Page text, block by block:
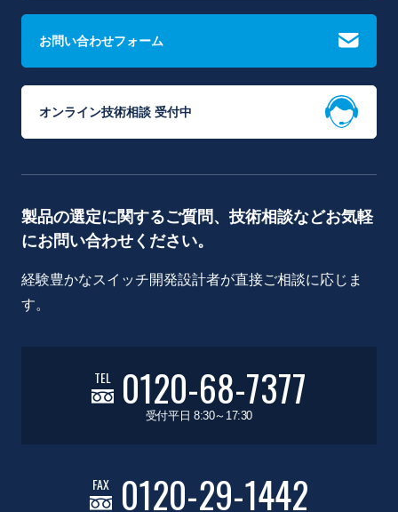
お問い合わせフォーム
オンライン技術相談 受付中
製品の選定に関するご質問、技術相談などお気軽
にお問い合わせください。
経験豊かなスイッチ開発設計者が直接ご相談に応じま
す。
TEL 0120-68-7377
受付平日 8:30～17:30
FAX 0120-29-1442